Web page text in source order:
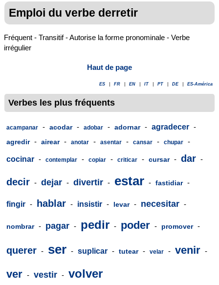
Emploi du verbe derretir
Fréquent - Transitif - Autorise la forme pronominale - Verbe
irrégulier
Haut de page
ES FR EN IT PT DE ES-América
Verbes les plus fréquents
acampanar - acodar - adobar - adornar - agradecer -
agredir - airear - anotar - asentar - cansar - chupar -
cocinar - contemplar - copiar - criticar - cursar - dar -
decir - dejar - divertir - estar - fastidiar -
fingir - hablar - insistir - levar - necesitar -
nombrar - pagar - pedir - poder - promover -
querer - ser - suplicar - tutear - velar - venir -
ver - vestir - volver